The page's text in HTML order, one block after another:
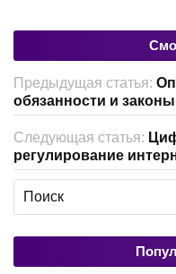
Предыдущая статья:
обязанности и законы
Следующая статья:
регулирование